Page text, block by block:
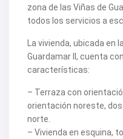
V2458
V2462
V2464
V2465
V2467
V2471
V2477
V2478
V2479
V2483
zona de las Viñas de
todos los servicios a
La vivienda, ubicada en
Guardamar II, cuenta
características:
– Terraza con
orientación noreste,
norte.
– Vivienda en esquina,